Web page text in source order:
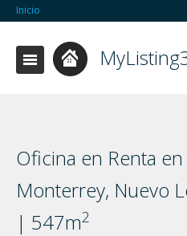
Inicio
Oficina en Renta
Monterrey, Nuevo
| 547m2